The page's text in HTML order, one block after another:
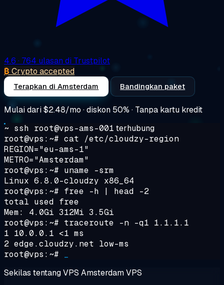
4.6 · 764 ulasan di Trustpilot
₿ Crypto accepted
Terapkan di Amsterdam Bandingkan paket
Mulai dari$2.48/mo · diskon 50% · Tanpa kartu kredit
~ ssh root@vps-ams-001 terhubung
root@vps:~# cat /etc/cloudzy-region
REGION="eu-ams-1"
METRO="Amsterdam"
root@vps:~# uname -srm
Linux 6.8.0-cloudzy x86_64
root@vps:~# free -h | head -2
total used free
Mem: 4.0Gi 312Mi 3.5Gi
root@vps:~# traceroute -n -q1 1.1.1.1
1 10.0.0.1 <1 ms
2 edge.cloudzy.net low-ms
root@vps:~#
Sekilas tentang VPS Amsterdam VPS